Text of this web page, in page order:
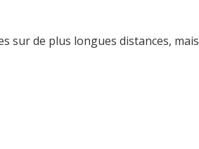
sur de plus longues distances, mais